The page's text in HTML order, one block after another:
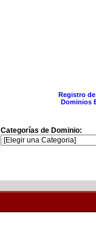
Registro
Dominios
Categorías de Dominio: